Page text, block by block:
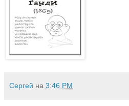
Сергей на 3:46 PM